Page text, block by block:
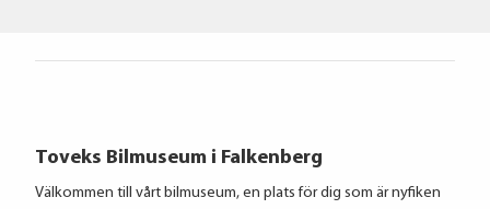
Toveks Bilmuseum i Falkenberg
Välkommen till vårt bilmuseum, en plats för dig som är nyfiken